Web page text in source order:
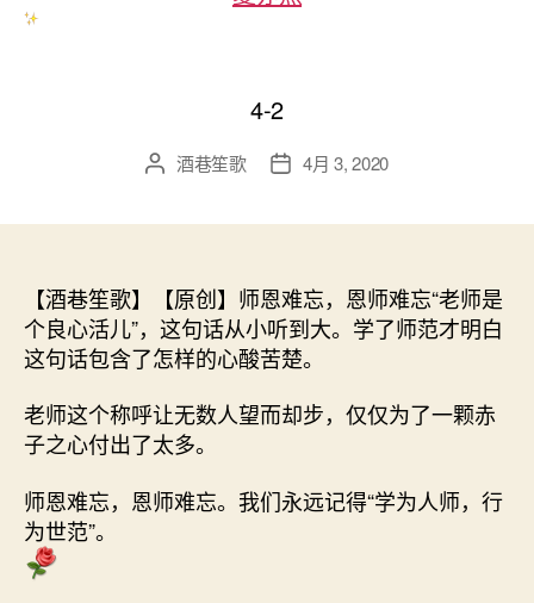
4-2
文 酒巷笙歌
发 4月 3, 2020
【酒巷笙歌】【原创】师恩难忘，恩师难忘“老师是
个良心活儿”，这句话从小听到大。学了师范才明白
这句话包含了怎样的心酸苦楚。
老师这个称呼让无数人望而却步，仅仅为了一颗赤
子之心付出了太多。
师恩难忘，恩师难忘。我们永远记得“学为人师，行
为世范”。